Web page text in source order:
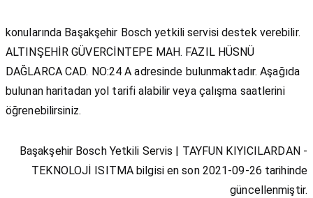
konularında Başakşehir Bosch yetkili servisi destek verebilir.
ALTINŞEHİR GÜVERCİNTEPE MAH. FAZIL HÜSNÜ
DAĞLARCA CAD. NO:24 A adresinde bulunmaktadır. Aşağıda
bulunan haritadan yol tarifi alabilir veya çalışma saatlerini
öğrenebilirsiniz.
Başakşehir Bosch Yetkili Servis | TAYFUN KIYICILARDAN -
TEKNOLOJİ ISITMA bilgisi en son 2021-09-26 tarihinde
güncellenmiştir.